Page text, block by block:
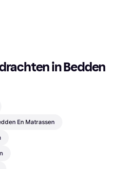
in Bedden
En Matrassen